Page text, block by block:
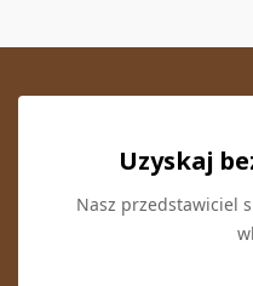
Uzyskaj
Nasz przedstawiciel